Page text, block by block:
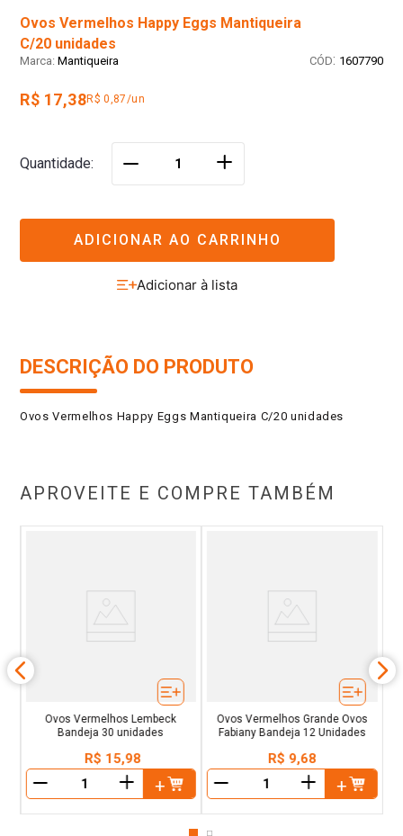
Ovos Vermelhos Happy Eggs Mantiqueira
C/20 unidades
Mantiqueira : 1607790
R$ 17,38R$ 0,87/un
Quantidade ＋
ADICIONAR AO CARRINHO
DESCRIÇÃO DO PRODUTO
Ovos Vermelhos Happy Eggs Mantiqueira C/20 unidades
APROVEITE E COMPRE TAMBÉM
Ovos Vermelhos Lembeck
Bandeja 30 unidades
R$ 15,98
＋
Ovos Vermelhos Grande Ovos
Fabiany Bandeja 12 Unidades
R$ 9,68
＋